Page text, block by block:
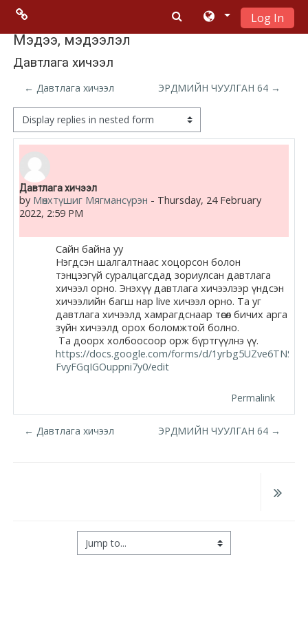
Menu 2
Moodle
community
Moodle
free support
Moodle
development
Moodle
Docs
Moodle.com
Moodle
Moodle
Log In
Мэдээ, мэдээлэл
Давтлага хичээл
← Давтлага хичээл ЭРДМИЙН ЧУУЛГАН 64 →
Display mode
Давтлага хичээл
by Мөнхтүшиг Мягмансүрэн - Thursday, 24 February
2022, 2:59 PM
Number of replies: 0
Сайн байна уу
Нэгдсэн шалгалтнаас хоцорсон болон
тэнцээгүй суралцагсдад зориулсан давтлага
хичээл орно. Энэхүү давтлага хичээлээр үндсэн
хичээлийн багш нар live хичээл орно. Та уг
давтлага хичээлд хамрагдснаар төсөл бичих арга
зүйн хичээлд орох боломжтой болно.
Та доорх холбоосоор орж бүртгүүлнэ үү.
https://docs.google.com/forms/d/
FvyFGqIGOuppni7y0/edit
Permalink
← Давтлага хичээл ЭРДМИЙН ЧУУЛГАН 64 →
Jump to...